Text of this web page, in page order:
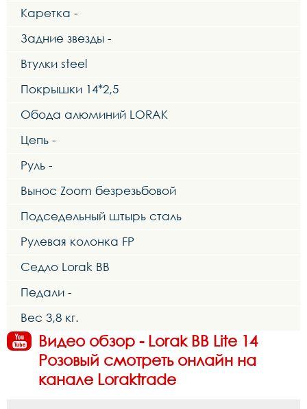
Каретка -
Задние звезды -
Втулки steel
Покрышки 14*2,5
Обода алюминий LORAK
Цепь -
Руль -
Вынос Zoom безрезьбовой
Подседельный штырь сталь
Рулевая колонка FP
Седло Lorak BB
Педали -
Вес 3,8 кг.
Видео обзор - Lorak BB Lite 14
Розовый смотреть онлайн на
канале Loraktrade